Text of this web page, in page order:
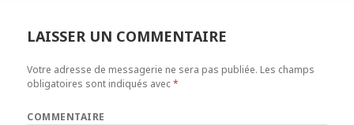
LAISSER UN COMMENTAIRE
Votre adresse de messagerie ne sera pas publiée. Les champs
obligatoires sont indiqués avec*
COMMENTAIRE